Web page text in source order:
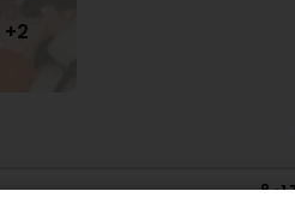
+2